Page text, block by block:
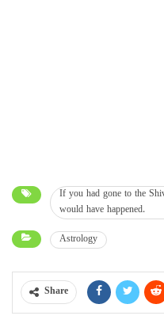
If you had gone to the
would have happened.
Astrology
Share